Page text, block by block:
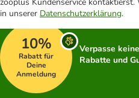
in unserer Datenschutzerklärung.
10%
Rabatt für
Deine
Anmeldung
Verpasse
Rabatte und